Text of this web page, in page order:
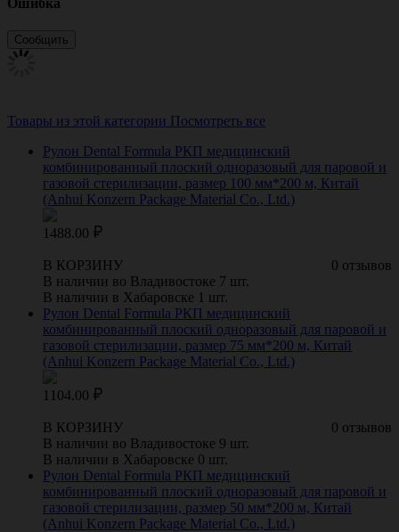
Товары из этой категории Посмотреть все
Рулон Dental Formula РКП медицинский
комбинированный плоский одноразовый для паровой и
газовой стерилизации, размер 100 мм*200 м, Китай
(Anhui Konzern Package Material Co., Ltd.)
1488.00
0 отзывов
В КОРЗИНУ
В наличии во Владивостоке 7 шт.
В наличии в Хабаровске 1 шт.
Рулон Dental Formula РКП медицинский
комбинированный плоский одноразовый для паровой и
газовой стерилизации, размер 75 мм*200 м, Китай
(Anhui Konzern Package Material Co., Ltd.)
1104.00
0 отзывов
В КОРЗИНУ
В наличии во Владивостоке 9 шт.
В наличии в Хабаровске 0 шт.
Рулон Dental Formula РКП медицинский
комбинированный плоский одноразовый для паровой и
газовой стерилизации, размер 50 мм*200 м, Китай
(Anhui Konzern Package Material Co., Ltd.)